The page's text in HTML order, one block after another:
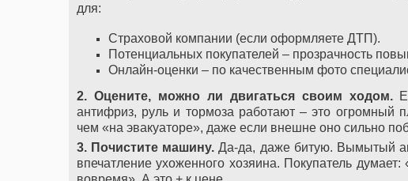
для:
Страховой компании (если оформляете ДТП).
Потенциальных покупателей – прозрачность
Онлайн-оценки – по качественным фото
2. Оцените, можно ли двигаться своим ходом.
антифриз, руль и тормоза работают – это огромный
чем «на эвакуаторе», даже если внешне оно сильно
3. Почистите машину. Да-да, даже битую. Вымытый
впечатление ухоженного хозяина. Покупатель